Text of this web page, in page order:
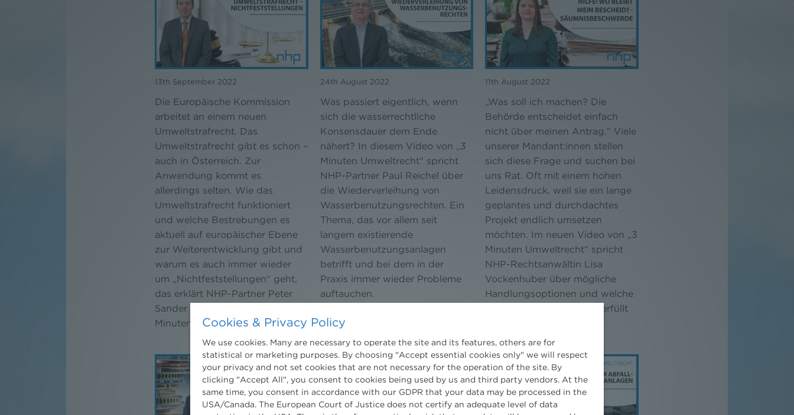
13th September 2022
Die Europäische Kommission
arbeitet an einem neuen
Umweltstrafrecht. Das
Umweltstrafrecht gibt es schon –
auch in Österreich. Zur
Anwendung kommt es
allerdings selten. Wie das
Umweltstrafrecht funktioniert
und welche Bestrebungen es
aktuell auf europäischer Ebene
zur Weiterentwicklung gibt und
warum es auch immer wieder
um „Nichtfeststellungen“ geht,
das erklärt NHP-Partner Peter
Sander in dieser Ausgabe von „3
Minuten Umweltrecht“.
24th August 2022
Was passiert eigentlich, wenn
sich die wasserrechtliche
Konsensdauer dem Ende
nähert? In diesem Video von „3
Minuten Umweltrecht“ spricht
NHP-Partner Paul Reichel über
die Wiederverleihung von
Wasserbenutzungsrechten. Ein
Thema, das vor allem seit
langem existierende
Wasserbenutzungsanlagen
betrifft und bei dem in der
Praxis immer wieder Probleme
auftauchen.
11th August 2022
„Was soll ich machen? Die
Behörde entscheidet einfach
nicht über meinen Antrag.“ Viele
unserer Mandant:innen stellen
sich diese Frage und suchen bei
uns Rat. Oft mit einem hohen
Leidensdruck, weil sie ein lange
geplantes und durchdachtes
Projekt endlich umsetzen
möchten. Im neuen Video von „3
Minuten Umweltrecht“ spricht
NHP-Rechtsanwältin Lisa
Vockenhuber über mögliche
Handlungsoptionen und welche
Voraussetzungen hierfür erfüllt
Cookies & Privacy Policy
We use cookies. Many are necessary to operate the site and its features, others are for
statistical or marketing purposes. By choosing "Accept essential cookies only" we will respect
your privacy and not set cookies that are not necessary for the operation of the site. By
clicking "Accept All", you consent to cookies being used by us and third party vendors. At the
same time, you consent in accordance with our GDPR that your data may be processed in the
USA/Canada. The European Court of Justice does not certify an adequate level of data